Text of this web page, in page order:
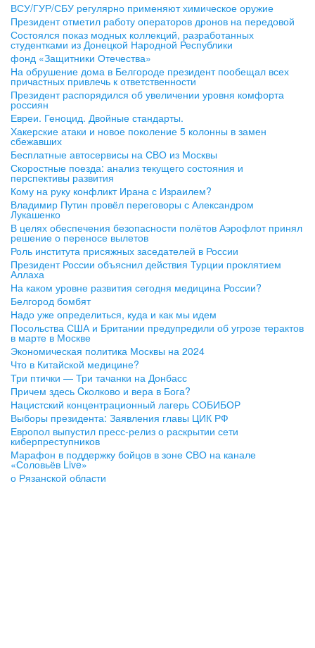
ВСУ/ГУР/СБУ регулярно применяют химическое оружие
Президент отметил работу операторов дронов на передовой
Состоялся показ модных коллекций, разработанных
студентками из Донецкой Народной Республики
фонд «Защитники Отечества»
На обрушение дома в Белгороде президент пообещал всех
причастных привлечь к ответственности
Президент распорядился об увеличении уровня комфорта
россиян
Евреи. Геноцид. Двойные стандарты.
Хакерские атаки и новое поколение 5 колонны в замен
сбежавших
Бесплатные автосервисы на СВО из Москвы
Скоростные поезда: анализ текущего состояния и
перспективы развития
Кому на руку конфликт Ирана с Израилем?
Владимир Путин провёл переговоры с Александром
Лукашенко
В целях обеспечения безопасности полётов Аэрофлот принял
решение о переносе вылетов
Роль института присяжных заседателей в России
Президент России объяснил действия Турции проклятием
Аллаха
На каком уровне развития сегодня медицина России?
Белгород бомбят
Надо уже определиться, куда и как мы идем
Посольства США и Британии предупредили об угрозе терактов
в марте в Москве
Экономическая политика Москвы на 2024
Что в Китайской медицине?
Три птички — Три тачанки на Донбасс
Причем здесь Cколково и вера в Бога?
Нацистский концентрационный лагерь СОБИБОР
Выборы президента: Заявления главы ЦИК РФ
Европол выпустил пресс-релиз о раскрытии сети
киберпреступников
Марафон в поддержку бойцов в зоне СВО на канале
«Соловьёв Live»
о Рязанской области